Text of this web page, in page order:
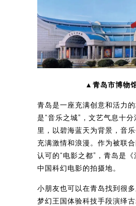
▲青岛市博物
青岛是一座充满创意和活力
是“音乐之城”，文艺气息十分
里，以碧海蓝天为背景，音乐
充满激情和浪漫。作为被联
认可的“电影之都”，青岛是
中国科幻电影的拍摄地。
小朋友也可以在青岛找到很
梦幻王国体验科技手段演绎古